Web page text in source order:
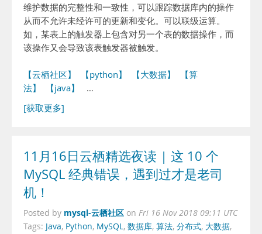
维护数据的完整性和一致性，可以跟踪数据库内的操作
从而不允许未经许可的更新和变化。可以联级运算。
如，某表上的触发器上包含对另一个表的数据操作，而
该操作又会导致该表触发器被触发。
【云栖社区】 【python】 【大数据】
【算
法】
【java】
…
[获取更多]
11月16日云栖精选夜读 | 这 10 个
MySQL 经典错误，遇到过才是老司
机！
Posted by mysql-云栖社区 on Fri 16 Nov 2018 09:11 UTC
Tags: Java, Python, MySQL, 数据库, 算法, 分布式, 大数据,